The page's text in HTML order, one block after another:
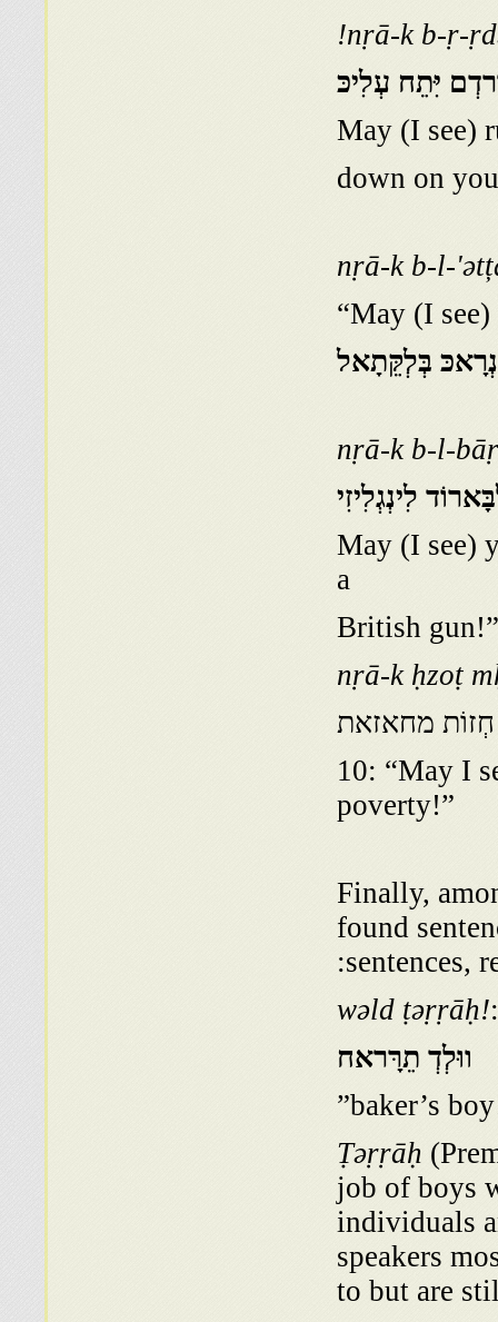
nṛā-k b-ṛ-
יִּתֵח עְלִיכּ
down on
nṛā-k b-l-
“May (I
נְרָאכּ בְּלְקֵּתָאל
nṛā-k b-l-
לִינְגְלִיזִי
(Brunot & Malka 1939:
a
British gun!”
nṛā-k ḥzoṭ
מחאזאת
10: “May I
poverty!”
Finally,
found
sentences,
wəld ṭəṛṛāḥ!:
ווּלְדְ תֵרָּראח
baker’s
Ṭəṛṛāḥ
job of boys
individuals
speakers
to but are